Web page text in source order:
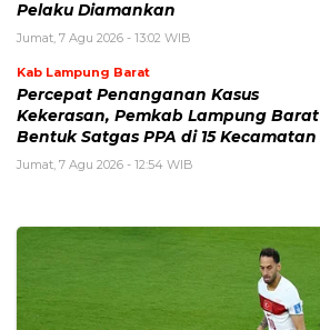
Pelaku Diamankan
Jumat, 7 Agu 2026 - 13:02 WIB
Kab Lampung Barat
Percepat Penanganan Kasus
Kekerasan, Pemkab Lampung Barat
Bentuk Satgas PPA di 15 Kecamatan
Jumat, 7 Agu 2026 - 12:54 WIB